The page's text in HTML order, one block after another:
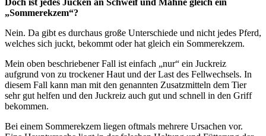
Doch ist jedes Jucken an Schweif und Mähne gleich ein
„Sommerekzem“?
Nein. Da gibt es durchaus große Unterschiede und nicht jedes Pferd,
welches sich juckt, bekommt oder hat gleich ein Sommerekzem.
Mein oben beschriebener Fall ist einfach „nur“ ein Juckreiz
aufgrund von zu trockener Haut und der Last des Fellwechsels. In
diesem Fall kann man mit den genannten Zusatzmitteln dem Tier
sehr gut helfen und den Juckreiz auch gut und schnell in den Griff
bekommen.
Bei einem Sommerekzem liegen oftmals mehrere Ursachen vor.